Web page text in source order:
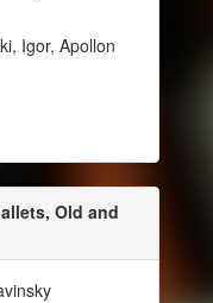
Igor, Apollon
Old and